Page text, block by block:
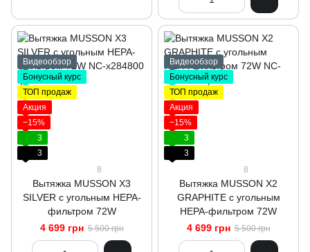
Видеообзор
Бонусный курс
ТОП продаж
Акция
−15%
3
3
8
Вытяжка MUSSON X3
SILVER с угольным НЕРА-
фильтром 72W
4 699 грн 5 500 грн
Видеообзор
Бонусный курс
ТОП продаж
Акция
−15%
3
3
8
Вытяжка MUSSON X2
GRAPHITE с угольным
НЕРА-фильтром 72W
4 699 грн 5 500 грн